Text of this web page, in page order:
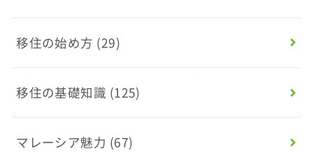
移住の始め方 (29)
移住の基礎知識 (125)
マレーシア魅力 (67)